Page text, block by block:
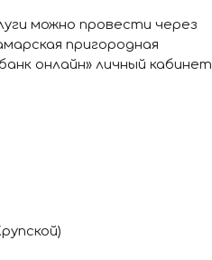
можно провести через
пригородная
онлайн» личный кабинет